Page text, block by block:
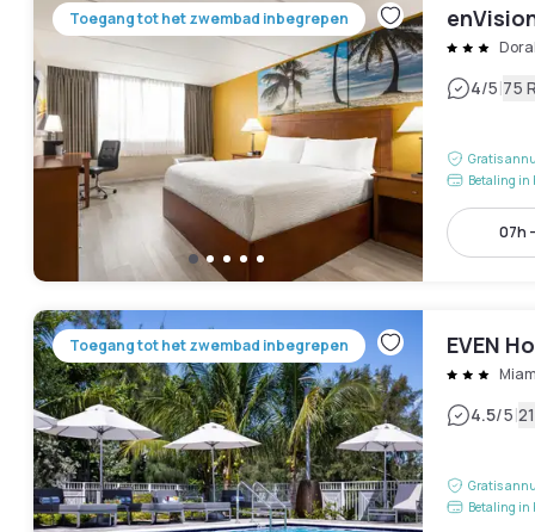
Toegang tot het zwembad inbegrepen
4/5|75
Gratis
Betaling in
07h
Toegang tot het zwembad inbegrepen EVEN
4.5/5|
Gratis
Betaling in